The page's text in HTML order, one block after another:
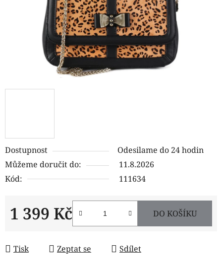
Dostupnost
Odesilame do 24 hodin
Můžeme doručit do:
11.8.2026
Kód:
111634
1 399 Kč DO KOŠÍKU
Tisk Zeptat se Sdílet